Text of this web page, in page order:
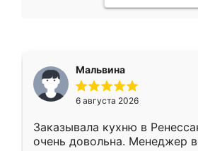
Мальвина
6 августа 2026
Заказывала кухню в
очень довольна. Менеджер